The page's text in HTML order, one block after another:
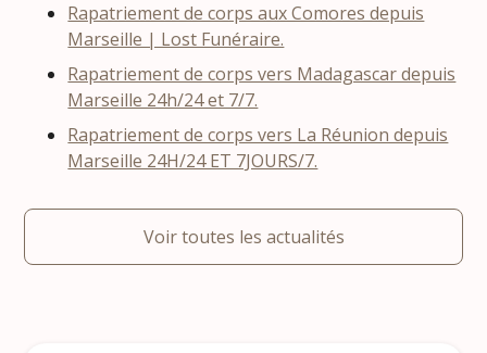
Rapatriement de corps aux Comores depuis
Marseille | Lost Funéraire.
Rapatriement de corps vers Madagascar depuis
Marseille 24h/24 et 7/7.
Rapatriement de corps vers La Réunion depuis
Marseille 24H/24 ET 7JOURS/7.
Voir toutes les actualités